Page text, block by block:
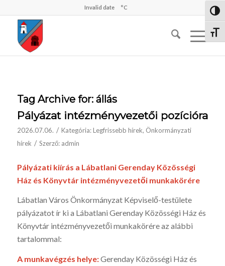
Invalid date °C
Tag Archive for: állás
Pályázat intézményvezetői pozícióra
2026.07.06. / Kategória:Legfrissebb hírek, Önkormányzati
hírek / Szerző: admin
Pályázati kiírás a Lábatlani Gerenday Közösségi
Ház és Könyvtár intézményvezetői munkakörére
Lábatlan Város Önkormányzat Képviselő-testülete
pályázatot ír ki a Lábatlani Gerenday Közösségi Ház és
Könyvtár intézményvezetői munkakörére az alábbi
tartalommal:
A munkavégzés helye:Gerenday Közösségi Ház és